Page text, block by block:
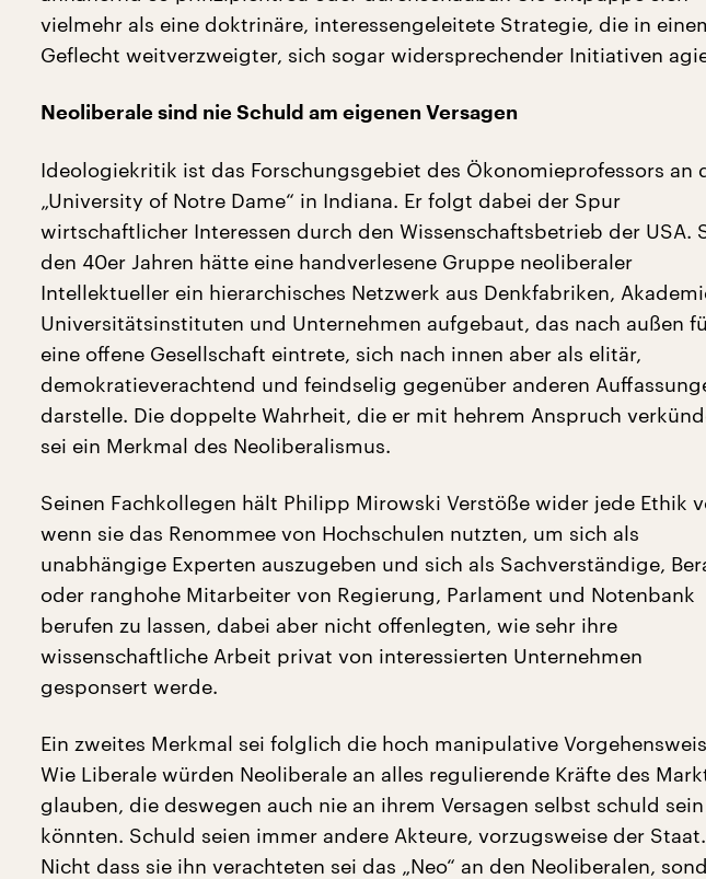
vielmehr als eine doktrinäre, interessengeleitete Strategie, die in
Geflecht weitverzweigter, sich sogar widersprechender Initiativen
Neoliberale sind nie Schuld am eigenen Versagen
Ideologiekritik ist das Forschungsgebiet des Ökonomieprofessors an
„University of Notre Dame“ in Indiana. Er folgt dabei der Spur
wirtschaftlicher Interessen durch den Wissenschaftsbetrieb der USA.
den 40er Jahren hätte eine handverlesene Gruppe neoliberaler
Intellektueller ein hierarchisches Netzwerk aus Denkfabriken,
Universitätsinstituten und Unternehmen aufgebaut, das nach außen
eine offene Gesellschaft eintrete, sich nach innen aber als elitär,
demokratieverachtend und feindselig gegenüber anderen
darstelle. Die doppelte Wahrheit, die er mit hehrem Anspruch
sei ein Merkmal des Neoliberalismus.
Seinen Fachkollegen hält Philipp Mirowski Verstöße wider jede Ethik
wenn sie das Renommee von Hochschulen nutzten, um sich als
unabhängige Experten auszugeben und sich als Sachverständige,
oder ranghohe Mitarbeiter von Regierung, Parlament und Notenbank
berufen zu lassen, dabei aber nicht offenlegten, wie sehr ihre
wissenschaftliche Arbeit privat von interessierten Unternehmen
gesponsert werde.
Ein zweites Merkmal sei folglich die hoch manipulative
Wie Liberale würden Neoliberale an alles regulierende Kräfte des
glauben, die deswegen auch nie an ihrem Versagen selbst schuld sein
könnten. Schuld seien immer andere Akteure, vorzugsweise der Staat.
Nicht dass sie ihn verachteten sei das „Neo“ an den Neoliberalen,